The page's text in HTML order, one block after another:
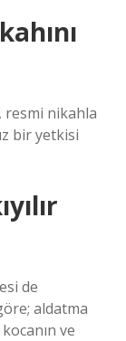
resmi nikahla
bir yetkisi
de
aldatma
ve